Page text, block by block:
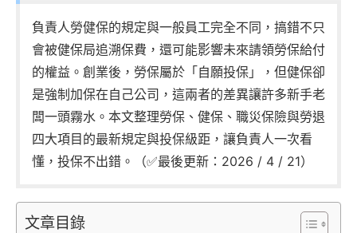
負責人勞健保的規定與一般員工完全不同，搞錯不只
會被健保局追溯保費，還可能影響未來請領勞保給付
的權益。創業後，勞保屬於「自願投保」，但健保卻
是強制加保在自己公司，這兩者的差異讓許多新手老
闆一頭霧水。本文整理勞保、健保、職災保險與勞退
四大項目的最新規定與投保級距，讓負責人一次看
懂，投保不出錯。（✅最後更新：2026 / 4 / 21）
文章目錄